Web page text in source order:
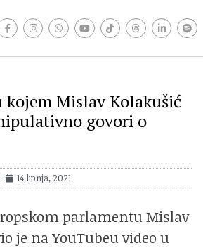
kojem Mislav Kolakušić
govori o
14 lipnja, 2021
parlamentu Mislav
je na YouTubeu video u